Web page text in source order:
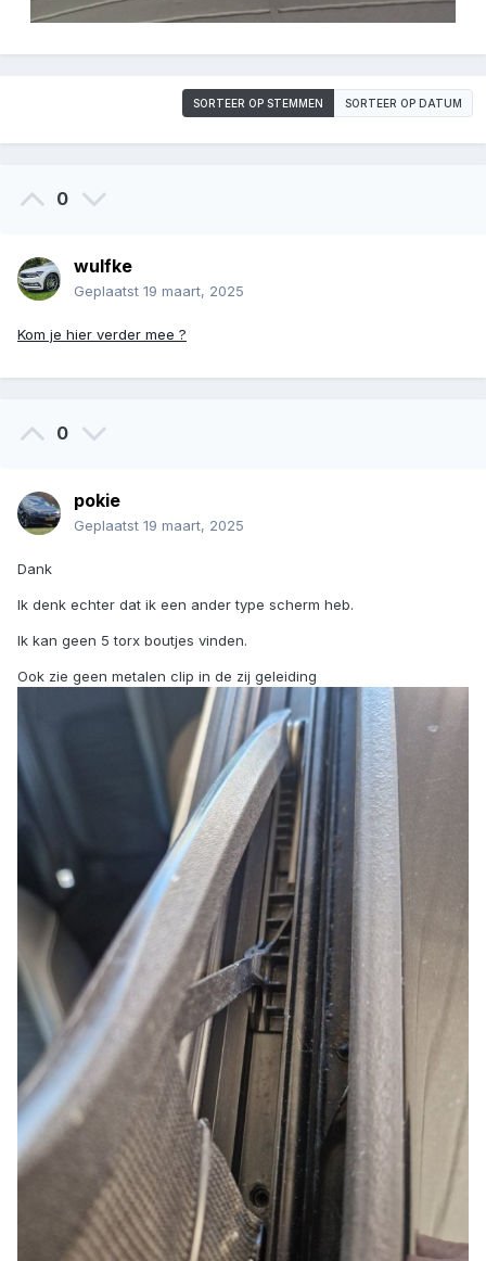
SORTEER OP STEMMEN SORTEER OP DATUM
0
wulfke
Geplaatst 19 maart, 2025
Kom je hier verder mee ?
0
pokie
Geplaatst 19 maart, 2025
Dank
Ik denk echter dat ik een ander type scherm heb.
Ik kan geen 5 torx boutjes vinden.
Ook zie geen metalen clip in de zij geleiding